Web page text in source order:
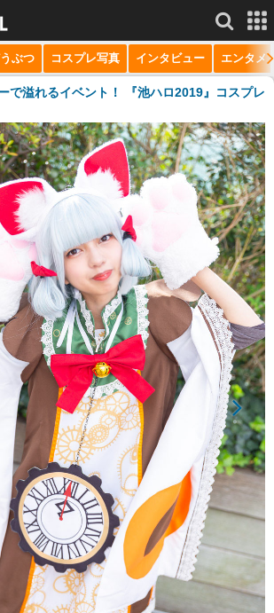
もっと見る
ぶつ コスプレ写真 インタビュー エンタメ
で溢れるイベント！ 『池ハロ2019』コスプレ